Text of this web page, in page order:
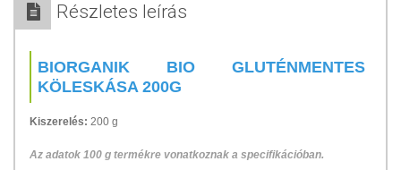
Részletes leírás
BIORGANIK BIO GLUTÉNMENTES
KÖLESKÁSA 200G
Kiszerelés: 200 g
Az adatok 100 g termékre vonatkoznak a specifikációban.